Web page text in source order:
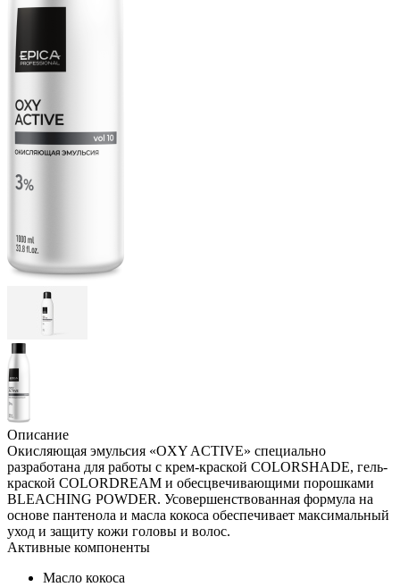
Описание
Окисляющая эмульсия «OXY ACTIVE» специально
разработана для работы с крем-краской COLORSHADE, гель-
краской COLORDREAM и обесцвечивающими порошками
BLEACHING POWDER. Усовершенствованная формула на
основе пантенола и масла кокоса обеспечивает максимальный
уход и защиту кожи головы и волос.
Активные компоненты
Масло кокоса